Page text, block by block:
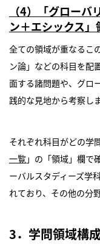
（4）「グロー
ン＋エシックス」
全ての領域が重なるこ
ン論」などの科目を配
面する諸問題や、グロ
践的な見地から考察しま
それぞれ科目がどの学
一覧」の「領域」欄で
ーバルスタディーズ学
れており、その他の分
3．学問領域構